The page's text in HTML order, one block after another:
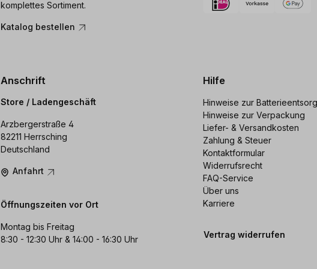
komplettes Sortiment.
Katalog bestellen
Anschrift
Store / Ladengeschäft
Arzbergerstraße 4
82211 Herrsching
Deutschland
Anfahrt
Öffnungszeiten vor Ort
Montag bis Freitag
8:30 - 12:30 Uhr & 14:00 - 16:30 Uhr
Hilfe
Hinweise zur
Hinweise zur Verpackung
Liefer- & Versandkosten
Zahlung & Steuer
Kontaktformular
Widerrufsrecht
FAQ-Service
Über uns
Karriere
Vertrag widerrufen